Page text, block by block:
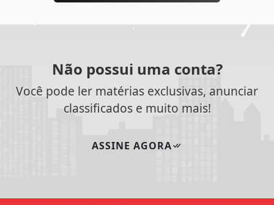
Não possui uma conta?
Você pode ler matérias exclusivas, anunciar
classificados e muito mais!
ASSINE AGORA